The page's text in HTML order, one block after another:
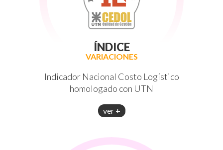
ÍNDICE
VARIACIONES
Indicador Nacional Costo Logístico
homologado con UTN
ver +